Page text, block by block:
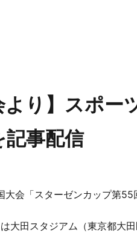
より】スポ
記事配信
大会「スターゼンカップ第
大田スタジアム（東京都大